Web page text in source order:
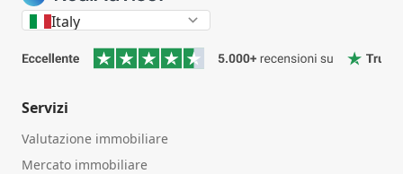
Italy
Servizi
Valutazione immobiliare
Mercato immobiliare